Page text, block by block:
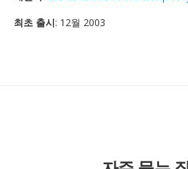
최초 출시: 12월 2003